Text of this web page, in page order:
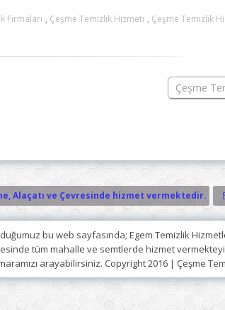
Firmaları , Çeşme Temizlik Hizmeti , Çeşme Temizlik
Çeşme
Alaçatı ve Çevresinde hizmet vermektedir.
bu web sayfasında; Egem Temizlik
tüm mahalle ve semtlerde hizmet
arayabilirsiniz. Copyright 2016 | Çeşme